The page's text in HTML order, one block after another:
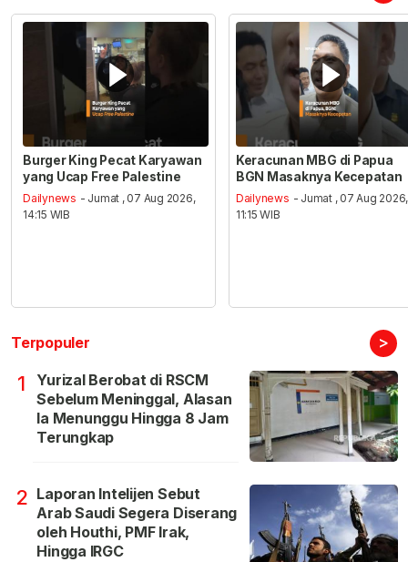
Burger King Pecat Karyawan
yang Ucap Free Palestine
Dailynews - Jumat , 07 Aug 2026,
14:15 WIB
Keracunan MBG di Papua
BGN Masaknya Kecepatan
Dailynews - Jumat , 07 Aug 2026,
11:15 WIB
Terpopuler >
1
Yurizal Berobat di RSCM
Sebelum Meninggal, Alasan
Ia Menunggu Hingga 8 Jam
Terungkap
2 Laporan Intelijen Sebut
Arab Saudi Segera Diserang
oleh Houthi, PMF Irak,
Hingga IRGC